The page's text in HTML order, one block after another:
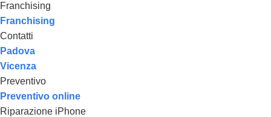
Franchising
Franchising
Contatti
Padova
Vicenza
Preventivo
Preventivo online
Riparazione iPhone